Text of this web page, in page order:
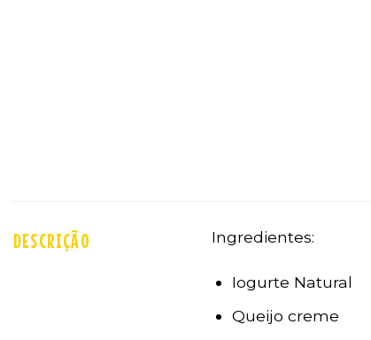
DESCRIÇÃO Ingredientes:
Iogurte Natural
Queijo creme